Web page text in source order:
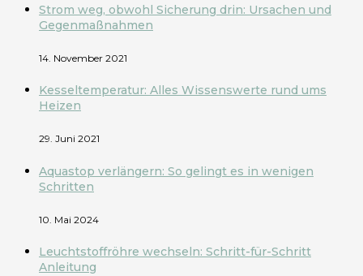
Strom weg, obwohl Sicherung drin: Ursachen und
Gegenmaßnahmen
14. November 2021
Kesseltemperatur: Alles Wissenswerte rund ums
Heizen
29. Juni 2021
Aquastop verlängern: So gelingt es in wenigen
Schritten
10. Mai 2024
Leuchtstoffröhre wechseln: Schritt-für-Schritt
Anleitung